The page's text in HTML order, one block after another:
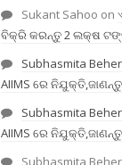
Sukant Sahoo on
ବିକ୍ରି କରନ୍ତୁ 2 ଲକ୍ଷ
Subhasmita
AIIMS ରେ
Subhasmita
AIIMS ରେ
Subhasmita